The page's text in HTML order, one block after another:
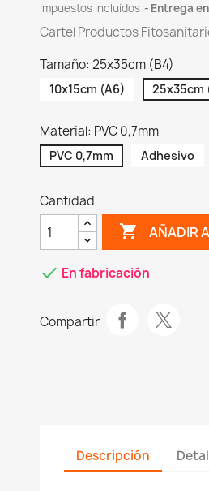
Impuestos incluidos Entrega
Cartel Productos
Tamaño: 25x35cm (B4)
10x15cm (A6) 25x35cm
Material: PVC 0,7mm
PVC 0,7mm Adhesivo
Cantidad
shopping_cart AÑADIR
check En fabricación
Compartir
Descripción